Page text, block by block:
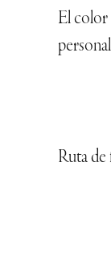
El color
Ruta de